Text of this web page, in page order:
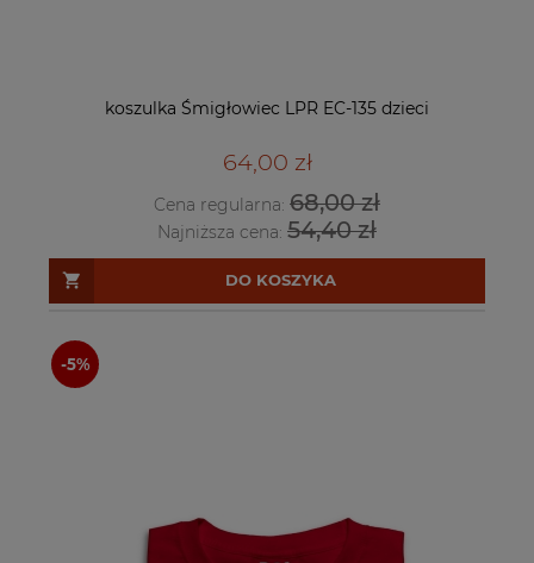
koszulka Śmigłowiec LPR EC-135 dzieci
64,00 zł
Cena regularna: 68,00 zł
Najniższa cena: 54,40 zł
DO KOSZYKA